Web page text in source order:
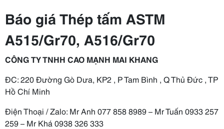
Báo giá Thép tấm ASTM
A515/Gr70, A516/Gr70
CÔNG TY TNHH CAO MẠNH MAI KHANG
ĐC: 220 Đường Gò Dưa, KP2 , P Tam Bình , Q Thủ Đức , TP
Hồ Chí Minh
Điện Thoại / Zalo: Mr Anh 077 858 8989 – Mr Tuấn 0933 257
259 – Mr Khá 0938 326 333